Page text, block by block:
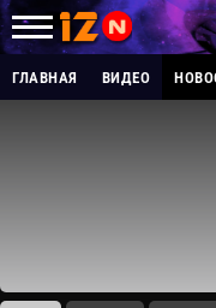
ГЛАВНАЯ ВИДЕО